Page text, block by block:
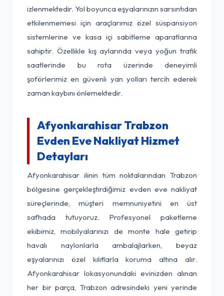
izlenmektedir. Yol boyunca eşyalarınızın sarsıntıdan
etkilenmemesi için araçlarımız özel süspansiyon
sistemlerine ve kasa içi sabitleme aparatlarına
sahiptir. Özellikle kış aylarında veya yoğun trafik
saatlerinde bu rota üzerinde deneyimli
şoförlerimiz en güvenli yan yolları tercih ederek
zaman kaybını önlemektedir.
Afyonkarahisar Trabzon
Evden Eve Nakliyat Hizmet
Detayları
Afyonkarahisar ilinin tüm noktalarından Trabzon
bölgesine gerçekleştirdiğimiz evden eve nakliyat
süreçlerinde, müşteri memnuniyetini en üst
safhada tutuyoruz. Profesyonel paketleme
ekibimiz, mobilyalarınızı de monte hale getirip
havalı naylonlarla ambalajlarken, beyaz
eşyalarınızı özel kılıflarla koruma altına alır.
Afyonkarahisar lokasyonundaki evinizden alınan
her bir parça, Trabzon adresindeki yeni yerinde